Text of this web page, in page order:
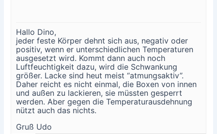
Hallo Dino,
jeder feste Körper dehnt sich aus, negativ oder
positiv, wenn er unterschiedlichen Temperaturen
ausgesetzt wird. Kommt dann auch noch
Luftfeuchtigkeit dazu, wird die Schwankung
größer. Lacke sind heut meist “atmungsaktiv”.
Daher reicht es nicht einmal, die Boxen von innen
und außen zu lackieren, sie müssten gesperrt
werden. Aber gegen die Temperaturausdehnung
nützt auch das nichts.
Gruß Udo